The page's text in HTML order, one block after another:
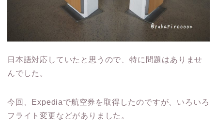
日本語対応していたと思うので、特に問題はありませ
んでした。
今回、Expediaで航空券を取得したのですが、いろいろ
フライト変更などがありました。